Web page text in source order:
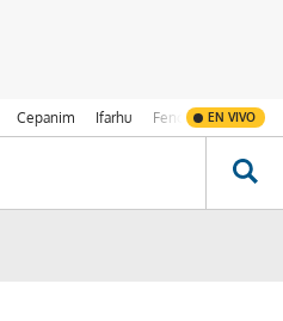
Cepanim Ifarhu Fenómeno de El
EN VIVO